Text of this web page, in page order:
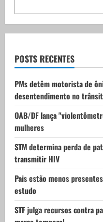
g
t
i
o
n
POSTS RECENTES
PMs detêm motorista de
desentendimento no
OAB/DF lança
mulheres
STM determina perda de
transmitir HIV
Pais estão menos
estudo
STF julga recursos contra